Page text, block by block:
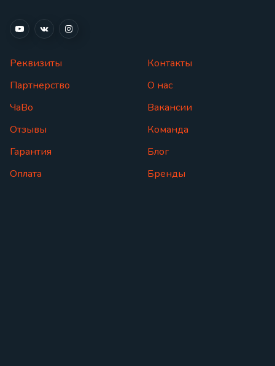
Реквизиты
Партнерство
ЧаВо
Отзывы
Гарантия
Оплата
Контакты
О нас
Вакансии
Команда
Блог
Бренды